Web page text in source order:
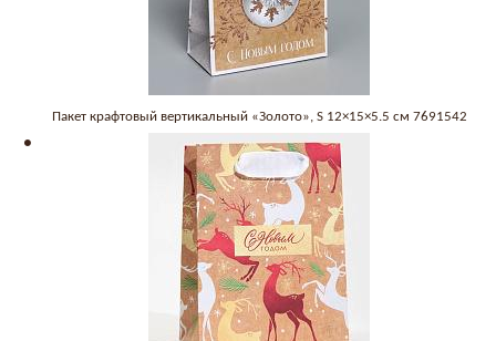
Пакет крафтовый вертикальный «Золото», S 12×15×5.5 см 7691542